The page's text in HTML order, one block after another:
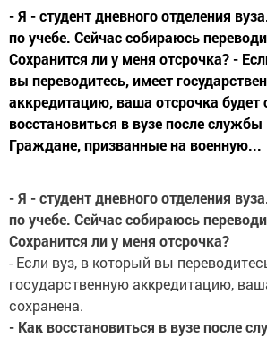
- Я - студент дневного отделения
по учебе. Сейчас собираюсь
Сохранится ли у меня отсрочка? -
вы переводитесь, имеет
аккредитацию, ваша отсрочка будет
восстановиться в вузе после
Граждане, призванные на военную...
- Я - студент дневного отделения
по учебе. Сейчас собираюсь
Сохранится ли у меня отсрочка?
- Если вуз, в который вы
государственную аккредитацию,
сохранена.
- Как восстановиться в вузе после